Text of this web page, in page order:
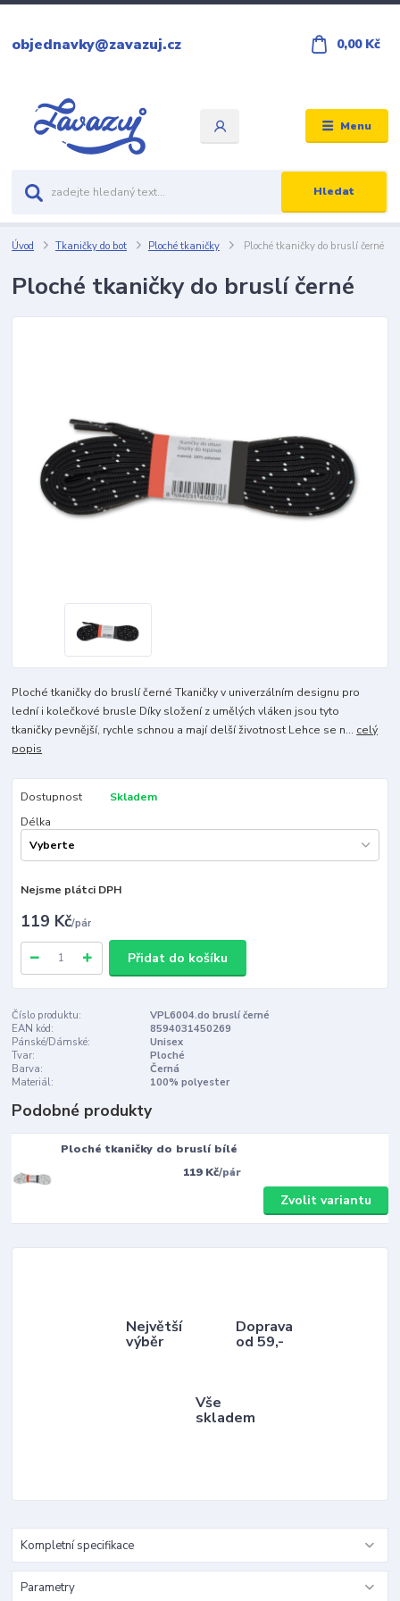
Menu
Hledat
objednavky@zavazuj.cz 0,00 Kč
Úvod Tkaničky do bot Ploché tkaničky Ploché tkaničky do bruslí černé
Ploché tkaničky do bruslí černé
Ploché tkaničky do bruslí černé Tkaničky v univerzálním designu pro
lední i kolečkové brusle Díky složení z umělých vláken jsou tyto
tkaničky pevnější, rychle schnou a mají delší životnost Lehce se n... celý
popis
Dostupnost
Skladem
Délka
Nejsme plátci DPH
119 Kč/pár
Přidat do košíku
Číslo produktu:
VPL6004.do bruslí černé
EAN kód:
8594031450269
Pánské/Dámské:
Unisex
Tvar:
Ploché
Barva:
Černá
Materiál:
100% polyester
Podobné produkty
Ploché tkaničky do bruslí bílé
119 Kč/pár
Zvolit variantu
Největší
výběr
Doprava
od 59,-
Vše
skladem
Kompletní specifikace
Parametry